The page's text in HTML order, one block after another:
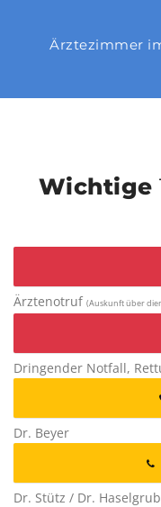
Ärztezimmer
Wichtige
Ärztenotruf (Auskunft über
Dringender Notfall,
Dr. Beyer
Dr. Stütz / Dr.